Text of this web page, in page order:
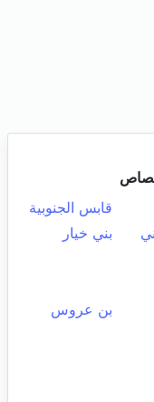
قابس الجنوبية
بني خيار
بن عروس